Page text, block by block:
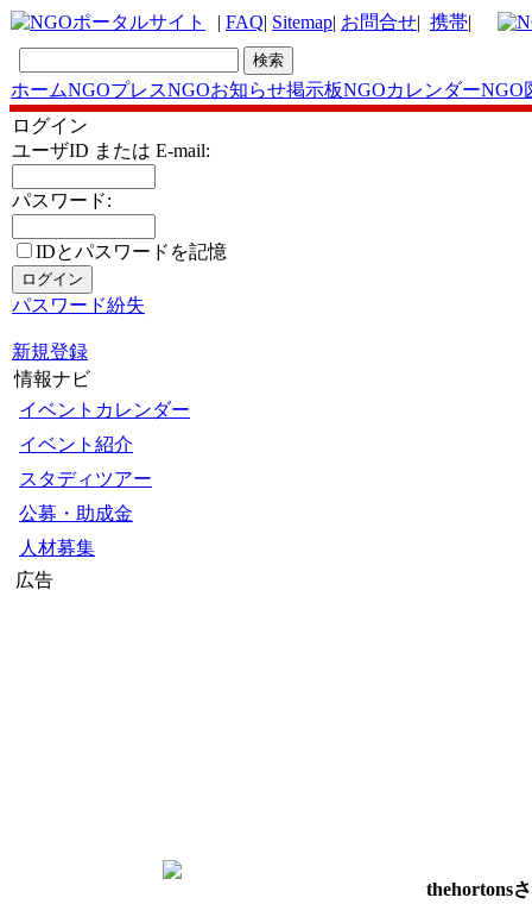
| FAQ| Sitemap| お問合せ| 携帯|
ホームNGOプレスNGOお知らせ掲示板NGOカレンダーNGO
ログイン
ユーザID または E-mail:
パスワード:
IDとパスワードを記憶
パスワード紛失
新規登録
情報ナビ
イベントカレンダー
イベント紹介
スタディツアー
公募・助成金
人材募集
広告
thehortons